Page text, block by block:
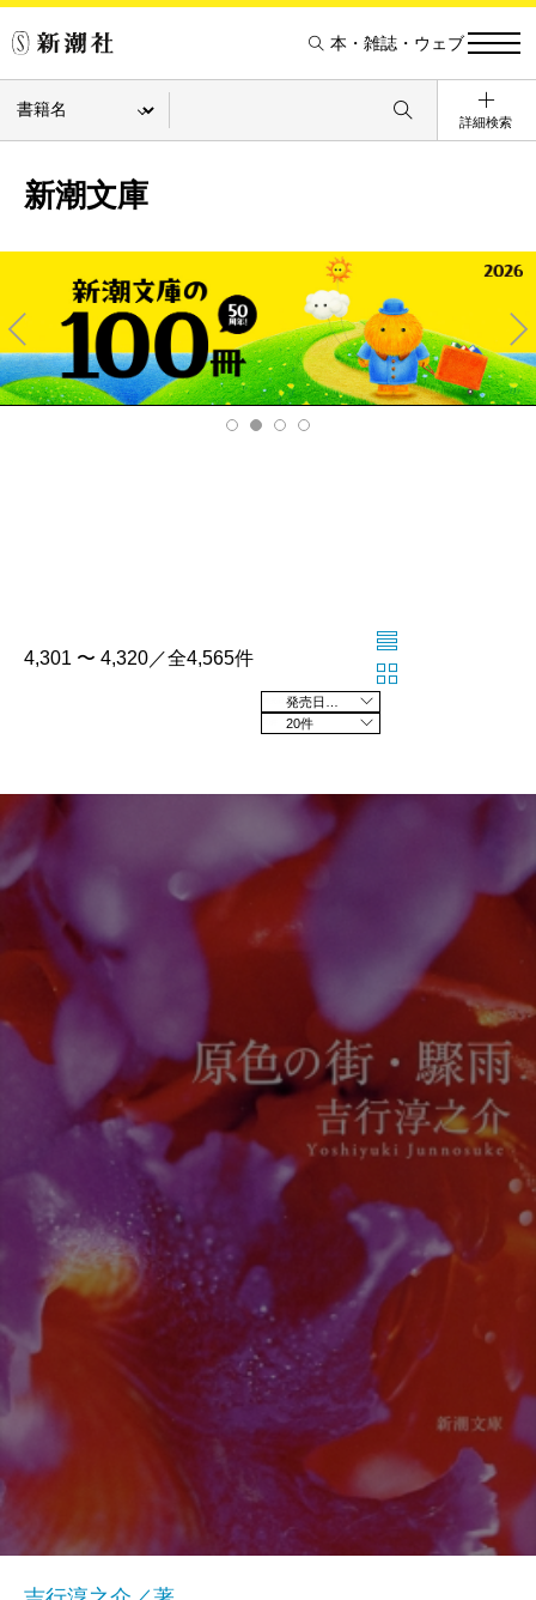
本・雑誌・ウェブ
詳細検索
新潮文庫
Pre
v
Ne
xt
4,301 〜 4,320／全4,565件
20件